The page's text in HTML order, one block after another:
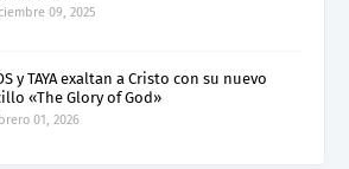
09, 2025
y TAYA exaltan a Cristo con su nuevo
«The Glory of God»
01, 2026